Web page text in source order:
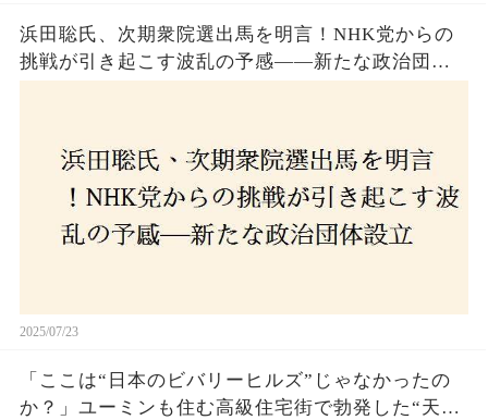
浜田聡氏、次期衆院選出馬を明言！NHK党からの
挑戦が引き起こす波乱の予感——新たな政治団体
2025/07/23
「ここは“日本のビバリーヒルズ”じゃなかったの
か？」ユーミンも住む高級住宅街で勃発した“天井